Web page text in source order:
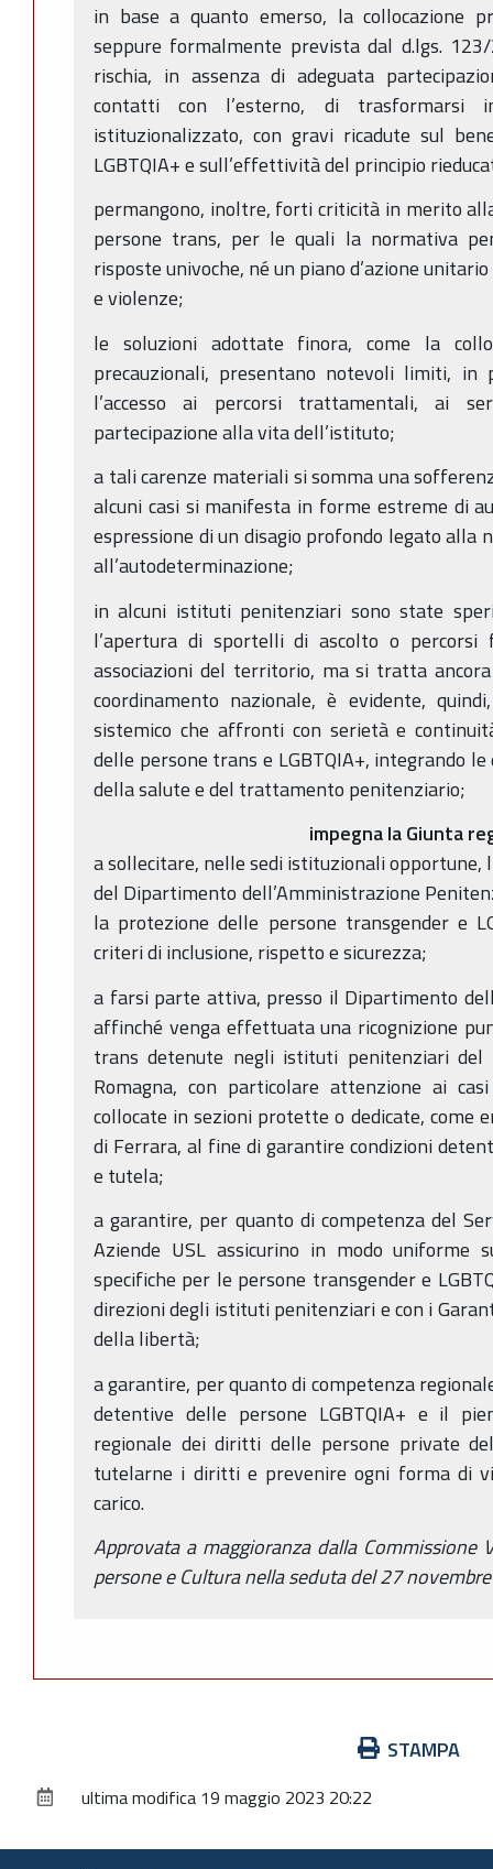
in base a quanto emerso, la collocazione
seppure formalmente prevista dal d.lgs.
rischia, in assenza di adeguata
contatti con l’esterno, di trasformarsi
istituzionalizzato, con gravi ricadute sul
LGBTQIA+ e sull’effettività del principio
permangono, inoltre, forti criticità in merito
persone trans, per le quali la normativa
risposte univoche, né un piano d’azione
e violenze;
le soluzioni adottate finora, come la
precauzionali, presentano notevoli limiti, in
l’accesso ai percorsi trattamentali, ai
partecipazione alla vita dell’istituto;
a tali carenze materiali si somma una
alcuni casi si manifesta in forme estreme di
espressione di un disagio profondo legato alla
all’autodeterminazione;
in alcuni istituti penitenziari sono state
l’apertura di sportelli di ascolto o percorsi
associazioni del territorio, ma si tratta
coordinamento nazionale, è evidente,
sistemico che affronti con serietà e
delle persone trans e LGBTQIA+, integrando
della salute e del trattamento penitenziario;
impegna la Giunta
a sollecitare, nelle sedi istituzionali opportune,
del Dipartimento dell’Amministrazione
la protezione delle persone transgender e
criteri di inclusione, rispetto e sicurezza;
a farsi parte attiva, presso il Dipartimento
affinché venga effettuata una ricognizione
trans detenute negli istituti penitenziari
Romagna, con particolare attenzione ai
collocate in sezioni protette o dedicate, come
di Ferrara, al fine di garantire condizioni
e tutela;
a garantire, per quanto di competenza del
Aziende USL assicurino in modo uniforme
specifiche per le persone transgender e
direzioni degli istituti penitenziari e con i
della libertà;
a garantire, per quanto di competenza
detentive delle persone LGBTQIA+ e il
regionale dei diritti delle persone private
tutelarne i diritti e prevenire ogni forma di
carico.
Approvata a maggioranza dalla
persone e Cultura nella seduta del 27
documento
STAMPA
ultima modifica 19 maggio 2023 20:22